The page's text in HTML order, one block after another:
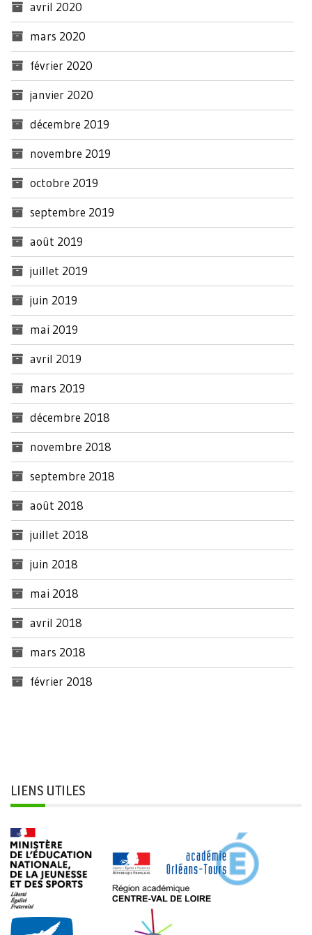
avril 2020
mars 2020
février 2020
janvier 2020
décembre 2019
novembre 2019
octobre 2019
septembre 2019
août 2019
juillet 2019
juin 2019
mai 2019
avril 2019
mars 2019
décembre 2018
novembre 2018
septembre 2018
août 2018
juillet 2018
juin 2018
mai 2018
avril 2018
mars 2018
février 2018
LIENS UTILES